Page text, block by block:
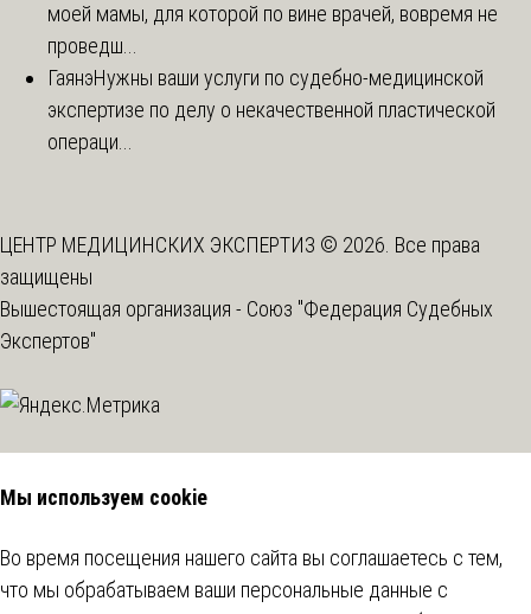
моей мамы, для которой по вине врачей, вовремя не
проведш...
ГаянэНужны ваши услуги по судебно-медицинской
экспертизе по делу о некачественной пластической
операци...
ЦЕНТР МЕДИЦИНСКИХ ЭКСПЕРТИЗ © 2026. Все права
защищены
Вышестоящая организация - Союз "Федерация Судебных
Экспертов"
Мы используем cookie
Во время посещения нашего сайта вы соглашаетесь с тем,
что мы обрабатываем ваши персональные данные с